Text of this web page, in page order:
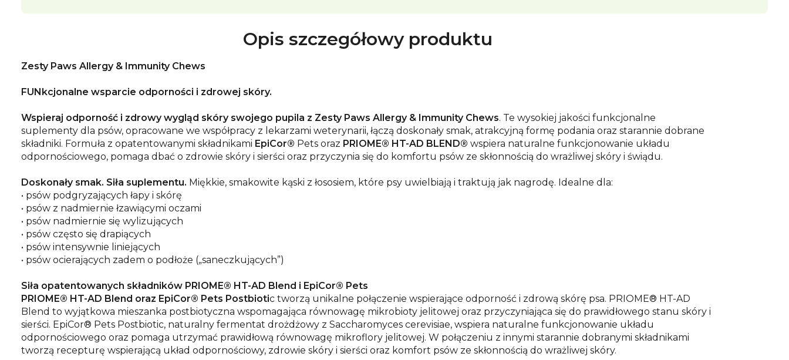
Opis szczegółowy produktu
Zesty Paws Allergy & Immunity Chews
FUNkcjonalne wsparcie odporności i zdrowej skóry.
Wspieraj odporność i zdrowy wygląd skóry swojego pupila z Zesty Paws Allergy & Immunity Chews. Te wysokiej jakości funkcjonalne
suplementy dla psów, opracowane we współpracy z lekarzami weterynarii, łączą doskonały smak, atrakcyjną formę podania oraz starannie dobrane
składniki. Formuła z opatentowanymi składnikami EpiCor® Pets oraz PRIOME® HT-AD BLEND® wspiera naturalne funkcjonowanie układu
odpornościowego, pomaga dbać o zdrowie skóry i sierści oraz przyczynia się do komfortu psów ze skłonnością do wrażliwej skóry i świądu.
Doskonały smak. Siła suplementu. Miękkie, smakowite kąski z łososiem, które psy uwielbiają i traktują jak nagrodę. Idealne dla:
• psów podgryzających łapy i skórę
• psów z nadmiernie łzawiącymi oczami
• psów nadmiernie się wylizujących
• psów często się drapiących
• psów intensywnie liniejących
• psów ocierających zadem o podłoże („saneczkujących”)
Siła opatentowanych składników PRIOME® HT-AD Blend i EpiCor® Pets
PRIOME® HT-AD Blend oraz EpiCor® Pets Postbiotic tworzą unikalne połączenie wspierające odporność i zdrową skórę psa. PRIOME® HT-AD
Blend to wyjątkowa mieszanka postbiotyczna wspomagająca równowagę mikrobioty jelitowej oraz przyczyniająca się do prawidłowego stanu skóry i
sierści. EpiCor® Pets Postbiotic, naturalny fermentat drożdżowy z Saccharomyces cerevisiae, wspiera naturalne funkcjonowanie układu
odpornościowego oraz pomaga utrzymać prawidłową równowagę mikroflory jelitowej. W połączeniu z innymi starannie dobranymi składnikami
tworzą recepturę wspierającą układ odpornościowy, zdrowie skóry i sierści oraz komfort psów ze skłonnością do wrażliwej skóry.